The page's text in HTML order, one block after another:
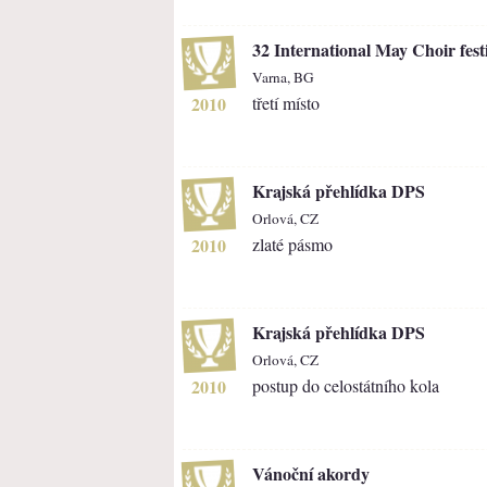
2010
32 International May Choir
Varna, BG
třetí místo
2010
Krajská přehlídka DPS
Orlová, CZ
zlaté pásmo
2010
Krajská přehlídka DPS
Orlová, CZ
postup do celostátního kola
Vánoční akordy